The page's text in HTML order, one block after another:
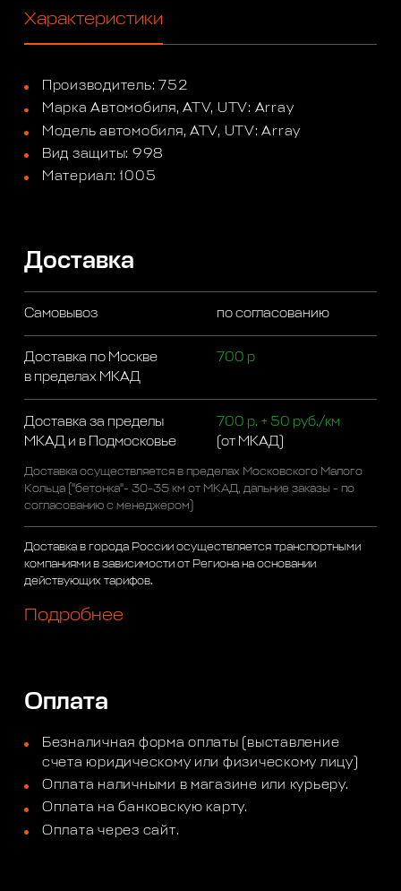
Характеристики
Производитель: 752
Марка Автомобиля, ATV, UTV: Array
Модель автомобиля, ATV, UTV: Array
Вид защиты: 998
Материал: 1005
Доставка
Самовывоз по согласованию
Доставка по Москве
в пределах МКАД
700 р
Доставка за пределы
МКАД и в Подмосковье
700 р. + 50 руб./км
(от МКАД)
Доставка осуществляется в пределах Московского Малого
Кольца ("бетонка"- 30-35 км от МКАД, дальние заказы - по
согласованию с менеджером)
Доставка в города России осуществляется транспортными
компаниями в зависимости от Региона на основании
действующих тарифов.
Подробнее
Оплата
Безналичная форма оплаты (выставление
счета юридическому или физическому лицу)
Оплата наличными в магазине или курьеру.
Оплата на банковскую карту.
Оплата через сайт.